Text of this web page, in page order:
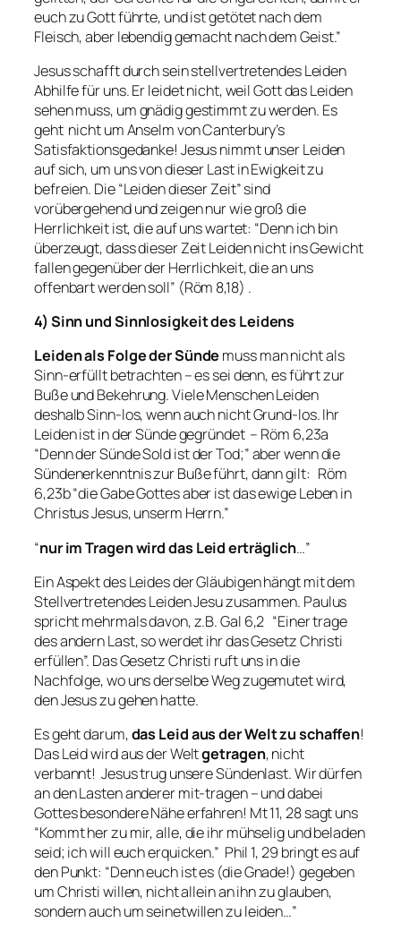
euch zu Gott führte, und ist getötet nach dem
Fleisch, aber lebendig gemacht nach dem Geist.”
Jesus schafft durch sein stellvertretendes Leiden
Abhilfe für uns. Er leidet nicht, weil Gott das Leiden
sehen muss, um gnädig gestimmt zu werden. Es
geht nicht um Anselm von Canterbury’s
Satisfaktionsgedanke! Jesus nimmt unser Leiden
auf sich, um uns von dieser Last in Ewigkeit zu
befreien. Die “Leiden dieser Zeit” sind
vorübergehend und zeigen nur wie groß die
Herrlichkeit ist, die auf uns wartet: “Denn ich bin
überzeugt, dass dieser Zeit Leiden nicht ins Gewicht
fallen gegenüber der Herrlichkeit, die an uns
offenbart werden soll” (Röm 8,18) .
4) Sinn und Sinnlosigkeit des Leidens
Leiden als Folge der Sünde muss man nicht als
Sinn-erfüllt betrachten – es sei denn, es führt zur
Buße und Bekehrung. Viele Menschen Leiden
deshalb Sinn-los, wenn auch nicht Grund-los. Ihr
Leiden ist in der Sünde gegründet – Röm 6,23a
“Denn der Sünde Sold ist der Tod;” aber wenn die
Sündenerkenntnis zur Buße führt, dann gilt: Röm
6,23b “die Gabe Gottes aber ist das ewige Leben in
Christus Jesus, unserm Herrn.”
“nur im Tragen wird das Leid erträglich…”
Ein Aspekt des Leides der Gläubigen hängt mit dem
Stellvertretendes Leiden Jesu zusammen. Paulus
spricht mehrmals davon, z.B. Gal 6,2 “Einer trage
des andern Last, so werdet ihr das Gesetz Christi
erfüllen”. Das Gesetz Christi ruft uns in die
Nachfolge, wo uns derselbe Weg zugemutet wird,
den Jesus zu gehen hatte.
Es geht darum,das Leid aus der Welt zu schaffen!
Das Leid wird aus der Weltgetragen, nicht
verbannt! Jesus trug unsere Sündenlast. Wir dürfen
an den Lasten anderer mit-tragen – und dabei
Gottes besondere Nähe erfahren! Mt 11, 28 sagt uns
“Kommt her zu mir, alle, die ihr mühselig und beladen
seid; ich will euch erquicken.” Phil 1, 29 bringt es auf
den Punkt: “Denn euch ist es (die Gnade!) gegeben
um Christi willen, nicht allein an ihn zu glauben,
sondern auch um seinetwillen zu leiden…”